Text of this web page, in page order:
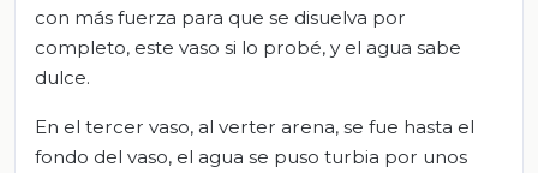
con más fuerza para que se disuelva por
completo, este vaso si lo probé, y el agua sabe
dulce.
En el tercer vaso, al verter arena, se fue hasta el
fondo del vaso, el agua se puso turbia por unos